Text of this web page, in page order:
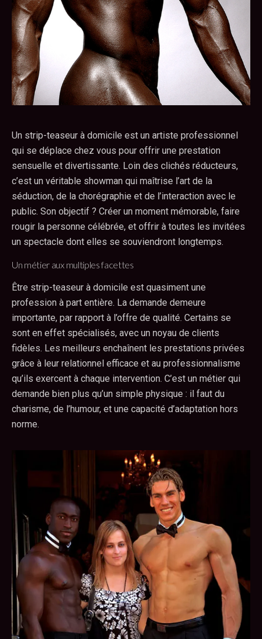
Un strip-teaseur à domicile est un artiste professionnel
qui se déplace chez vous pour offrir une prestation
sensuelle et divertissante. Loin des clichés réducteurs,
c’est un véritable showman qui maîtrise l’art de la
séduction, de la chorégraphie et de l’interaction avec le
public. Son objectif ? Créer un moment mémorable, faire
rougir la personne célébrée, et offrir à toutes les invitées
un spectacle dont elles se souviendront longtemps.
Un métier aux multiples facettes
Être strip-teaseur à domicile est quasiment une
profession à part entière. La demande demeure
importante, par rapport à l’offre de qualité. Certains se
sont en effet spécialisés, avec un noyau de clients
fidèles. Les meilleurs enchaînent les prestations privées
grâce à leur relationnel efficace et au professionnalisme
qu’ils exercent à chaque intervention. C’est un métier qui
demande bien plus qu’un simple physique : il faut du
charisme, de l’humour, et une capacité d’adaptation hors
norme.